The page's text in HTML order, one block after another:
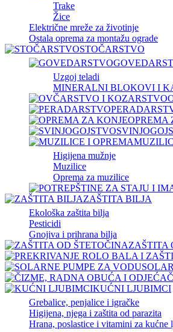
Trake
Žice
Električne mreže za životinje
Ostala oprema za montažu ograde
STOČARSTVO
Uzgoj teladi
MINERALNI BLOKOVI I
OPREMA
Higijena mužnje
Muzilice
Oprema za muzilice
ZAŠTITA BILJA
Ekološka zaštita bilja
Pesticidi
Gnojiva i prihrana bilja
ZAŠTITA
KUĆNI LJUBIMCI
Grebalice, penjalice i igračke
Higijena, njega i zaštita od parazita
Hrana, poslastice i vitamini za kućne